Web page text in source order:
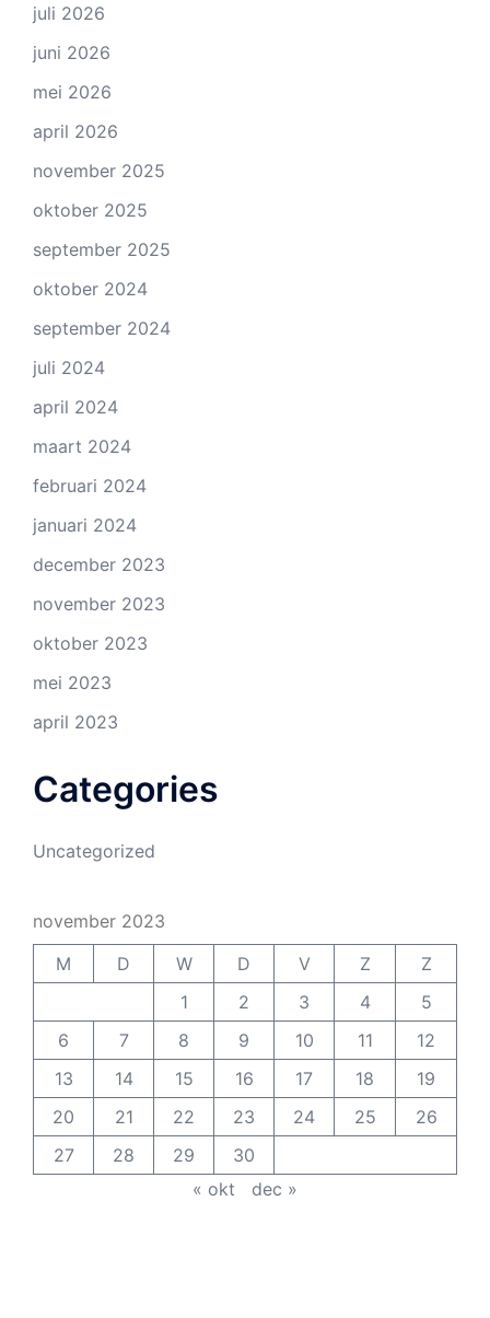
juli 2026
juni 2026
mei 2026
april 2026
november 2025
oktober 2025
september 2025
oktober 2024
september 2024
juli 2024
april 2024
maart 2024
februari 2024
januari 2024
december 2023
november 2023
oktober 2023
mei 2023
april 2023
Categories
Uncategorized
november 2023
M
D W D V Z
Z
1
2 3 4
5
6
7 8 9 10 11
12
13
14 15 16 17 18
19
20
21 22 23 24 25
26
27
28 29
30
« okt
dec »